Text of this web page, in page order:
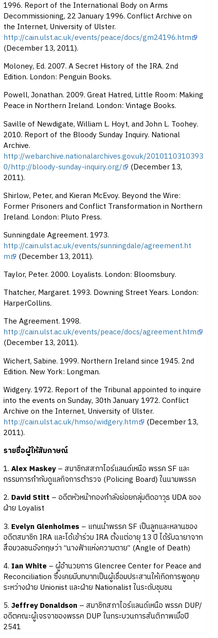
1996. Report of the International Body on Arms
Decommissioning, 22 January 1996. Conflict Archive on
the Internet, University of Ulster.
http://cain.ulst.ac.uk/events/peace/docs/gm24196.htm
(December 13, 2011).
Moloney, Ed. 2007. A Secret History of the IRA. 2nd
Edition. London: Penguin Books.
Powell, Jonathan. 2009. Great Hatred, Little Room: Making
Peace in Northern Ireland. London: Vintage Books.
Saville of Newdigate, William L. Hoyt, and John L. Toohey.
2010. Report of the Bloody Sunday Inquiry. National
Archive.
http://webarchive.nationalarchives.gov.uk/2010110310393
0/http://bloody-sunday-inquiry.org/
(December 13,
2011).
Shirlow, Peter, and Kieran McEvoy. Beyond the Wire:
Former Prisoners and Conflict Transformation in Northern
Ireland. London: Pluto Press.
Sunningdale Agreement. 1973.
http://cain.ulst.ac.uk/events/sunningdale/agreement.ht
m
(December 13, 2011).
Taylor, Peter. 2000. Loyalists. London: Bloomsbury.
Thatcher, Margaret. 1993. Downing Street Years. London:
HarperCollins.
The Agreement. 1998.
http://cain.ulst.ac.uk/events/peace/docs/agreement.htm
(December 13, 2011).
Wichert, Sabine. 1999. Northern Ireland since 1945. 2nd
Edition. New York: Longman.
Widgery. 1972. Report of the Tribunal appointed to inquire
into the events on Sunday, 30th January 1972. Conflict
Archive on the Internet, University of Ulster.
http://cain.ulst.ac.uk/hmso/widgery.htm
(December 13,
2011).
รายชื่อผู้ให้สัมภาษณ์
1. Alex Maskey– สมาชิกสสภาไอร์แลนด์เหนือ พรรค SF และ
กรรมการกำกับดูแลกิจการตำรวจ (Policing Board) ในนามพรรค
2. David Stitt – อดีตหัวหน้ากองกำลังย่อยกลุ่มติดอาวุธ UDA ของ
ฝ่าย Loyalist
3. Evelyn Glenholmes– แกนนำพรรค SF เป็นลูกและหลานของ
อดีตสมาชิก IRA และได้เข้าร่วม IRA ตั้งแต่อายุ 13 ปี ได้รับฉายาจาก
สื่อมวลชนอังกฤษว่า “นางฟ้าแห่งความตาย” (Angle of Death)
4. Ian White– ผู้อำนวยการ Glencree Center for Peace and
Reconciliation ซึ่งเคยมีบทบาทเป็นผู้เชื่อมประสานให้เกิดการพูดคุย
ระหว่างฝ่าย Unionist และฝ่าย Nationalist ในระดับชุมชน
5. Jeffrey Donaldson – สมาชิกสภาไอร์แลนด์เหนือ พรรค DUP/
อดีตคณะผู้เจรจาของพรรค DUP ในกระบวนการสันติภาพเมื่อปี
2541